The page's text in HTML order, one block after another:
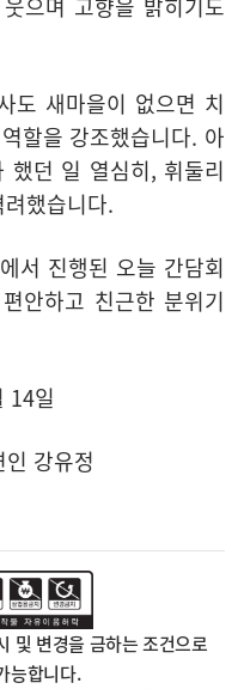
으며 고향을 밝히기도
도 새마을이 없으면 치
할을 강조했습니다. 아
했던 일 열심히, 휘둘리
했습니다.
서 진행된 오늘 간담회
안하고 친근한 분위기
14일
강유정
및 변경을 금하는 조건으로
능합니다.